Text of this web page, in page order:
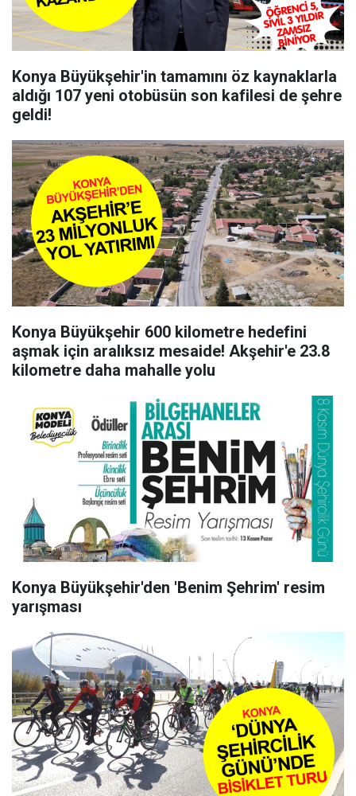
Konya Büyükşehir'in tamamını öz kaynaklarla
aldığı 107 yeni otobüsün son kafilesi de şehre
geldi!
Konya Büyükşehir 600 kilometre hedefini
aşmak için aralıksız mesaide! Akşehir'e 23.8
kilometre daha mahalle yolu
Konya Büyükşehir'den 'Benim Şehrim' resim
yarışması